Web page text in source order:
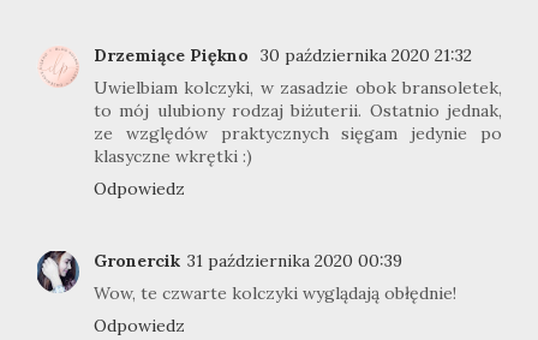
Drzemiące Piękno
30 października 2020 21:32
Uwielbiam kolczyki, w zasadzie obok bransoletek,
to mój ulubiony rodzaj biżuterii. Ostatnio jednak,
ze względów praktycznych sięgam jedynie po
klasyczne wkrętki :)
Odpowiedz
Gronercik 31 października 2020 00:39
Wow, te czwarte kolczyki wyglądają obłędnie!
Odpowiedz